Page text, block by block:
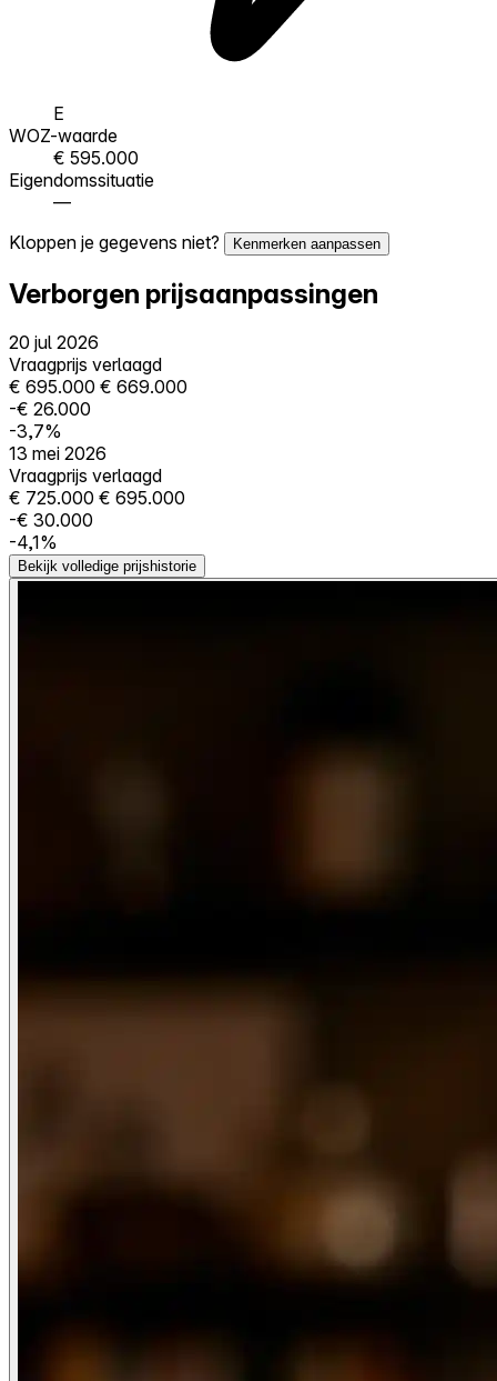
E
WOZ-waarde
€ 595.000
Eigendomssituatie
—
Kloppen je gegevens niet?
Kenmerken aanpassen
Verborgen prijsaanpassingen
20 jul 2026
Vraagprijs verlaagd
€ 695.000 € 669.000
-€ 26.000
-3,7%
13 mei 2026
Vraagprijs verlaagd
€ 725.000 € 695.000
-€ 30.000
-4,1%
Bekijk volledige prijshistorie